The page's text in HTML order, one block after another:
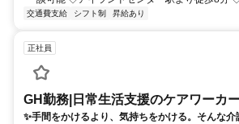
交通費支給 シフト制 昇給あり
正社員
GH勤務|日常生活支援のケアワーカ
✨手間をかけるより、気持ちをかける。そんな介